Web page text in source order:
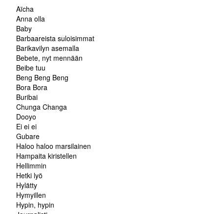
Aïcha
Anna olla
Baby
Barbaareista suloisimmat
Barikavilyn asemalla
Bebete, nyt mennään
Beibe tuu
Beng Beng Beng
Bora Bora
Buribai
Chunga Changa
Dooyo
Ei ei ei
Gubare
Haloo haloo marsilainen
Hampaita kiristellen
Hellimmin
Hetki lyö
Hylätty
Hymyillen
Hypin, hypin